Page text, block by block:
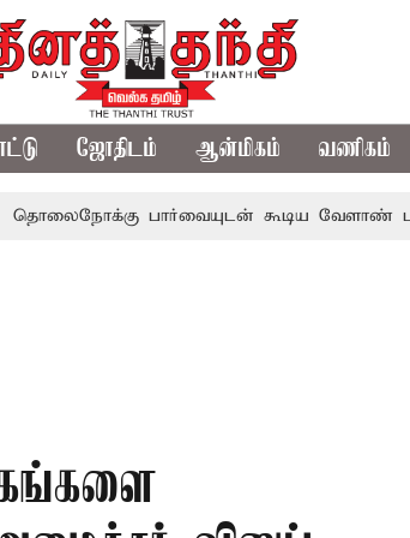
ஜோதிடம் ஆன்மிகம் வணிகம்
பார்வையுடன் கூடிய வேளாண் பட்ஜெட்: